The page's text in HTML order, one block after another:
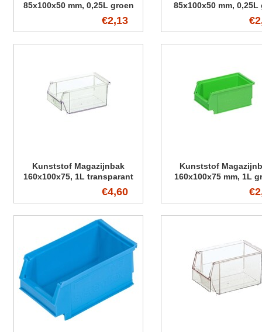
85x100x50 mm, 0,25L groen
€2,13
85x100x50 mm, 0,25L
Kunststof Magazijnbak
160x100x75, 1L transparant
€4,60
Kunststof
160x100x75 mm, 1L